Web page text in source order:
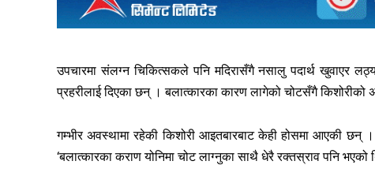
उपचारमा संलग्न चिकित्सकले पनि मदिरासँगै नसालु पदार्थ खुवाएर
प्रहरीलाई दिएका छन् । बलात्कारका कारण लागेको चोटसँगै
गम्भीर अवस्थामा रहेकी किशोरी आइतबारबाट केही होसमा आएकी
‘बलात्कारका कराण योनिमा चोट लाग्नुका साथै धेरै रक्तस्राव पनि